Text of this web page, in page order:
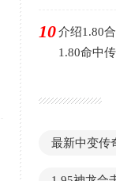
10介绍1.80
1.80命中
最新中变传